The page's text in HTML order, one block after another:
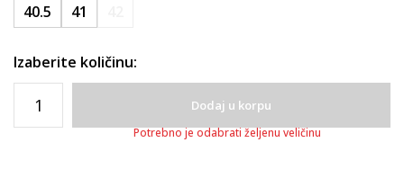
40.5
41
Izaberite količinu:
Dodaj u korpu
Potrebno je odabrati željenu veličinu